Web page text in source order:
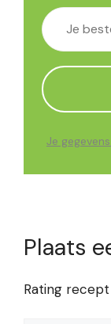
Je
Plaats
Rating recept